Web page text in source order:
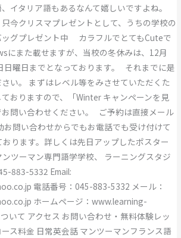
イタリア語もあるなんて嬉しいですよね。
今クリスマプレゼントとして、うちの学校の
ッグプレゼント中 カラフルでとてもCuteで
にまた載せますが、当校の冬休みは、12月
日曜日までとなっております。 それまでに是
い。 まずはレベル等をみさせていただくた
おりますので、「Winter キャンペーンを見
問い合わせください。 ご予約は直接メール
お問い合わせからでもお電話でも受け付けて
ります。詳しくは先日アップしたポスター
ツーマン専門語学学校、 ラーニングスタジ
883-5332 Email:
電話番号：045-883-5332 メール：
ホームページ：www.learning-
いて アクセス お問い合わせ・無料体験レッ
ス料金 日常英会話 マンツーマンフランス語